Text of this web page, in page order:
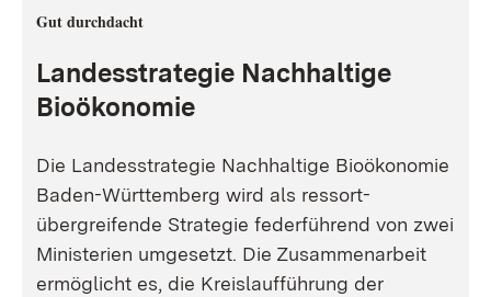
Gut durchdacht
Landesstrategie Nachhaltige
Bioökonomie
Die Landesstrategie Nachhaltige Bioökonomie
Baden-Württemberg wird als ressort-
übergreifende Strategie federführend von zwei
Ministerien umgesetzt. Die Zusammenarbeit
ermöglicht es, die Kreislaufführung der